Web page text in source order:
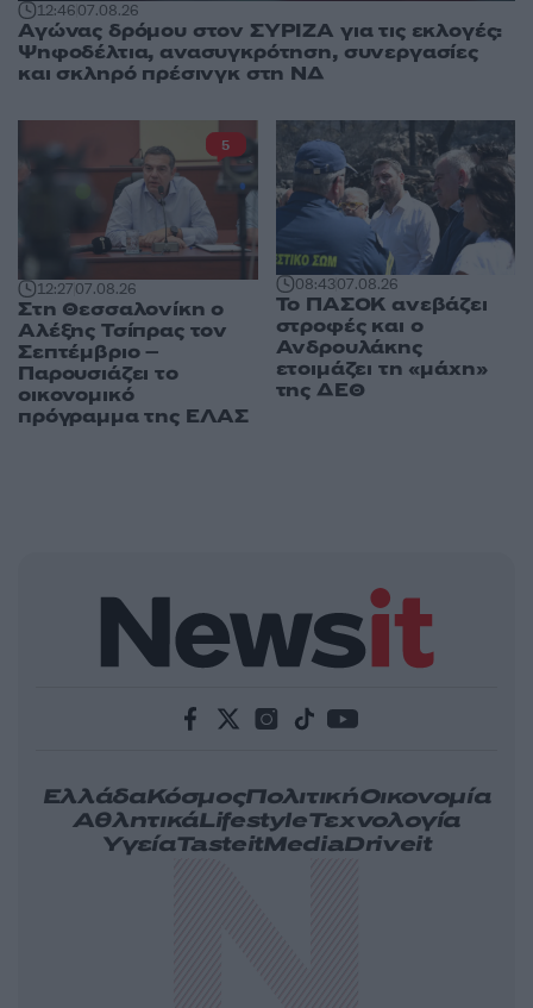
12:4607.08.26
Αγώνας δρόμου στον ΣΥΡΙΖΑ για τις εκλογές:
Ψηφοδέλτια, ανασυγκρότηση, συνεργασίες
και σκληρό πρέσινγκ στη ΝΔ
12:2707.08.26
Στη Θεσσαλονίκη ο
Αλέξης Τσίπρας τον
Σεπτέμβριο –
Παρουσιάζει το
οικονομικό
πρόγραμμα της ΕΛΑΣ
5
08:4307.08.26
Το ΠΑΣΟΚ ανεβάζει
στροφές και ο
Ανδρουλάκης
ετοιμάζει τη «μάχη»
της ΔΕΘ
ΕλλάδαΚόσμοςΠολιτικήΟικονομία
ΑθλητικάLifestyleΤεχνολογία
ΥγείαTasteitMediaDriveit